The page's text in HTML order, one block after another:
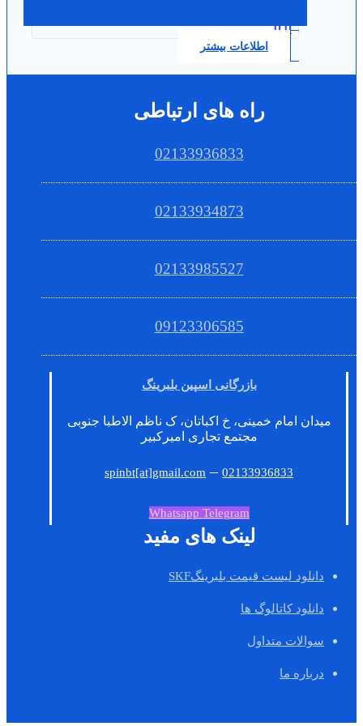
0.0
اطلاعات بیشتر
راه های ارتباطی
02133936833
02133934873
02133985527
09123306585
بازرگانی اسپین بلبرینگ
میدان امام خمینی، خ اکباتان، ک ناظم الاطبا جنوبی
مجتمع تجاری امیرکبیر
spinbt[at]gmail.com –02133936833
Whatsapp Telegram
لینک های مفید
دانلود لیست قیمت بلبرینگSKF
دانلود کاتالوگ ها
سوالات متداول
درباره ما